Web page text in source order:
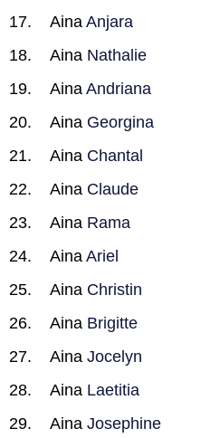
Aina Anjara
Aina Nathalie
Aina Andriana
Aina Georgina
Aina Chantal
Aina Claude
Aina Rama
Aina Ariel
Aina Christin
Aina Brigitte
Aina Jocelyn
Aina Laetitia
Aina Josephine